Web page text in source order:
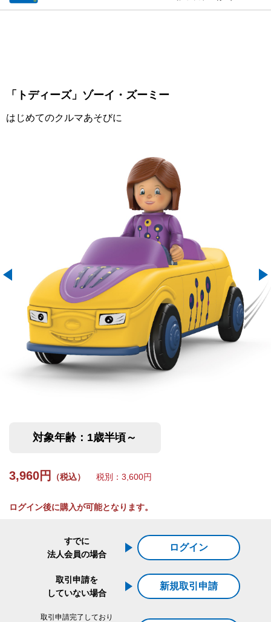
「トディーズ」ゾーイ・ズーミー
はじめてのクルマあそびに
対象年齢：1歳半頃～
3,960円 （税込） 税別：3,600円
ログイン後に購入が可能となります。
すでに
法人会員の場合
ログイン
取引申請を
していない場合
新規取引申請
取引申請完了しており